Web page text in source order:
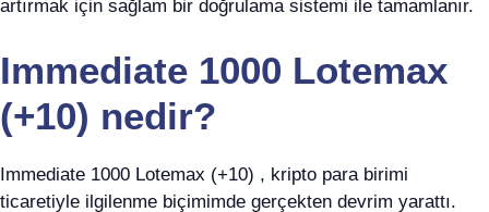
artırmak için sağlam bir doğrulama sistemi ile tamamlanır.
Immediate 1000 Lotemax
(+10) nedir?
Immediate 1000 Lotemax (+10) , kripto para birimi
ticaretiyle ilgilenme biçimimde gerçekten devrim yarattı.